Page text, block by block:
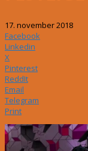
17. november 2018
Facebook
Linkedin
X
Pinterest
ReddIt
Email
Telegram
Print